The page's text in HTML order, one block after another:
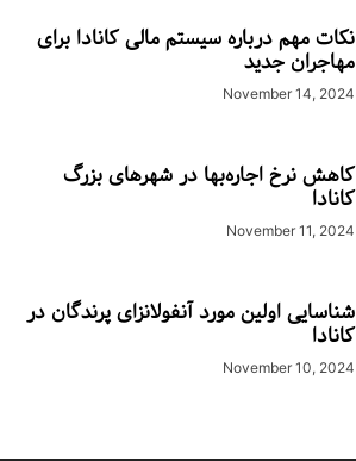
نکات مهم درباره سیستم مالی کانادا برای
مهاجران جدید
November 14, 2024
کاهش نرخ اجاره‌بها در شهرهای بزرگ
کانادا
November 11, 2024
شناسایی اولین مورد آنفولانزای پرندگان در
کانادا
November 10, 2024